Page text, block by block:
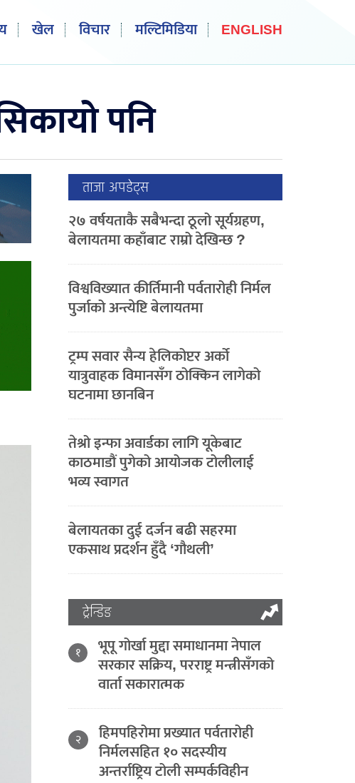
खेल विचार मल्टिमिडिया ENGLISH
पनि
ताजा अपडेट्स
२७ वर्षयताकै सबैभन्दा ठूलो सूर्यग्रहण,
बेलायतमा कहाँबाट राम्रो देखिन्छ ?
विश्वविख्यात कीर्तिमानी पर्वतारोही निर्मल
पुर्जाको अन्त्येष्टि बेलायतमा
ट्रम्प सवार सैन्य हेलिकोप्टर अर्को
यात्रुवाहक विमानसँग ठोक्किन लागेको
घटनामा छानबिन
तेश्रो इन्फा अवार्डका लागि यूकेबाट
काठमाडौं पुगेको आयोजक टोलीलाई
भव्य स्वागत
बेलायतका दुई दर्जन बढी सहरमा
एकसाथ प्रदर्शन हुँदै ‘गौथली’
ट्रेन्डिङ
१ भूपू गोर्खा मुद्दा समाधानमा नेपाल
सरकार सक्रिय, परराष्ट्र मन्त्रीसँगको
वार्ता सकारात्मक
२ हिमपहिरोमा प्रख्यात पर्वतारोही
निर्मलसहित १० सदस्यीय
अन्तर्राष्ट्रिय टोली सम्पर्कविहीन